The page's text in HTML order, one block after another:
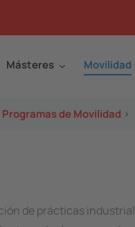
Másteres Movilidad
Programas de Movilidad >
de prácticas